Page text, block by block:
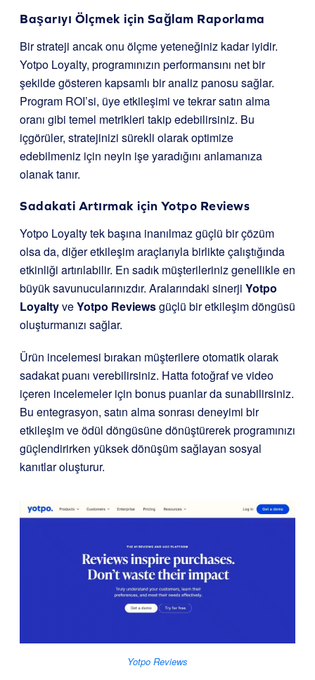
Başarıyı Ölçmek için Sağlam Raporlama
Bir strateji ancak onu ölçme yeteneğiniz kadar iyidir.
Yotpo Loyalty, programınızın performansını net bir
şekilde gösteren kapsamlı bir analiz panosu sağlar.
Program ROI’si, üye etkileşimi ve tekrar satın alma
oranı gibi temel metrikleri takip edebilirsiniz. Bu
içgörüler, stratejinizi sürekli olarak optimize
edebilmeniz için neyin işe yaradığını anlamanıza
olanak tanır.
Sadakati Artırmak için Yotpo Reviews
Yotpo Loyalty tek başına inanılmaz güçlü bir çözüm
olsa da, diğer etkileşim araçlarıyla birlikte çalıştığında
etkinliği artırılabilir. En sadık müşterileriniz genellikle en
büyük savunucularınızdır. Aralarındaki sinerji Yotpo
LoyaltyveYotpo Reviewsgüçlü bir etkileşim döngüsü
oluşturmanızı sağlar.
Ürün incelemesi bırakan müşterilere otomatik olarak
sadakat puanı verebilirsiniz. Hatta fotoğraf ve video
içeren incelemeler için bonus puanlar da sunabilirsiniz.
Bu entegrasyon, satın alma sonrası deneyimi bir
etkileşim ve ödül döngüsüne dönüştürerek programınızı
güçlendirirken yüksek dönüşüm sağlayan sosyal
kanıtlar oluşturur.
Yotpo Reviews